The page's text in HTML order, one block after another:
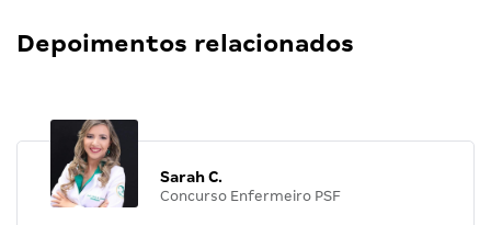
Depoimentos relacionados
Sarah C.
Concurso Enfermeiro PSF